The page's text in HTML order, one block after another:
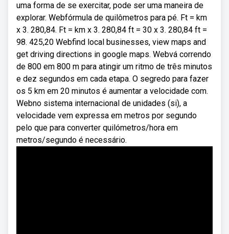
uma forma de se exercitar, pode ser uma maneira de
explorar. Webfórmula de quilômetros para pé. Ft = km
x 3. 280,84. Ft = km x 3. 280,84 ft = 30 x 3. 280,84 ft =
98. 425,20 Webfind local businesses, view maps and
get driving directions in google maps. Webvá correndo
de 800 em 800 m para atingir um ritmo de três minutos
e dez segundos em cada etapa. O segredo para fazer
os 5 km em 20 minutos é aumentar a velocidade com.
Webno sistema internacional de unidades (si), a
velocidade vem expressa em metros por segundo
pelo que para converter quilómetros/hora em
metros/segundo é necessário.